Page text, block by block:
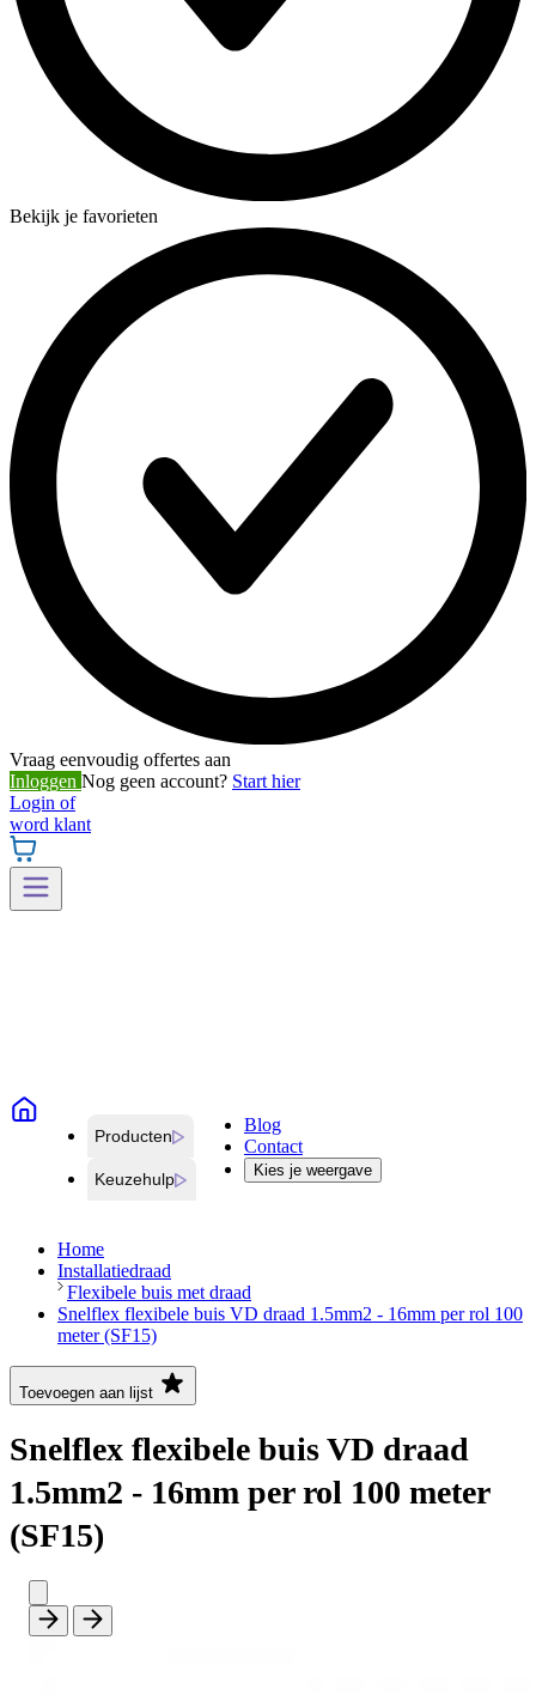
Bekijk je favorieten
Vraag eenvoudig offertes aan
Inloggen Nog geen account? Start hier
Login of
word klant
Producten
Keuzehulp
Blog
Contact
Kies je weergave
Home
Installatiedraad
Flexibele buis met draad
Snelflex flexibele buis VD draad 1.5mm2 - 16mm per rol 100
meter (SF15)
Toevoegen aan lijst
Snelflex flexibele buis VD draad
1.5mm2 - 16mm per rol 100 meter
(SF15)